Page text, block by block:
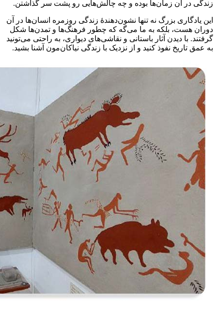
زندگی در آن زمان‌ها بوده و چه چالش‌هایی رو پشت سر گذاشتن.
این یادگاری بزرگ نه تنها نشون‌دهندهٔ زندگی روزمره انسان‌ها در آن
دوران هست، بلکه به ما می‌گه که چطور فرهنگ‌ها و تمدن‌ها شکل
گرفتند. با دیدن آثار باستانی و نقاشی‌های دیواری، به راحتی می‌تونید
به عمق تاریخ نفوذ کنید و از نزدیک با زندگی نیاکان‌مون آشنا بشید.